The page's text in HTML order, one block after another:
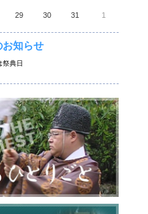
29 30 31 1
お知らせ
祭典日